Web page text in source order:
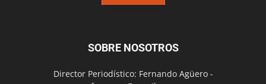
SOBRE NOSOTROS
Director Periodístico: Fernando Agüero -